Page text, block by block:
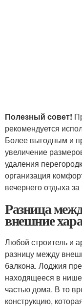
Полезный совет!
рекомендуется
Более выгодным и
увеличение
удаления
организация
вечернего отдыха
Разница
внешние
Любой строитель и
разницу между
балкона. Лоджия
находящееся в
частью дома. В то
конструкцию,